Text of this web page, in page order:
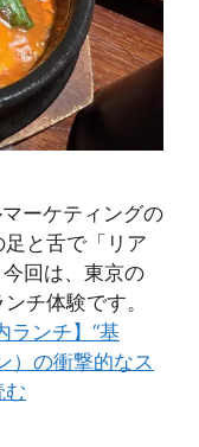
ーケティングの
と舌で「リア
回は、東京の
チ体験です。
ランチ】“基
）の衝撃的なス
む